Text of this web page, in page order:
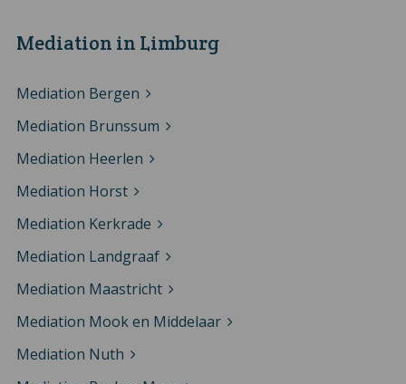
Mediation in Limburg
Mediation Bergen
Mediation Brunssum
Mediation Heerlen
Mediation Horst
Mediation Kerkrade
Mediation Landgraaf
Mediation Maastricht
Mediation Mook en Middelaar
Mediation Nuth